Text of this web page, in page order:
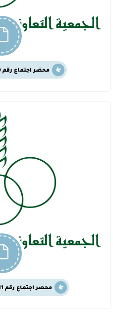
محضر اجتماع رقم 10 وتاريخ 7-9-1440 هـ
محصر اجتماع رقم 11 وتاريخ 20-10-1440 هـ